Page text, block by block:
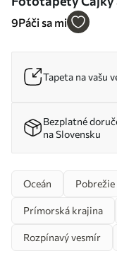
u93607
9Páči sa mi
Tapeta na vašu
Bezplatné
na Slovensku
Oceán Pobrežie
Prímorská krajina
Rozpínavý vesmír